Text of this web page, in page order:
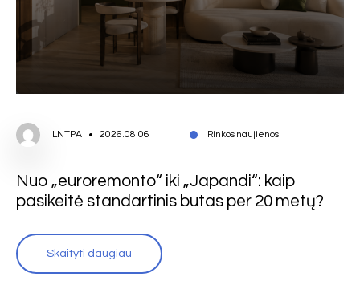
LNTPA 2026.08.06 Rinkos naujienos
Nuo „euroremonto“ iki „Japandi“: kaip
pasikeitė standartinis butas per 20 metų?
Skaityti daugiau